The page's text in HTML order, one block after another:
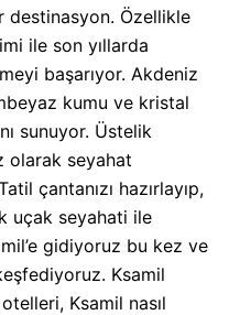
destinasyon. Özellikle
ile son yıllarda
başarıyor. Akdeniz
kumu ve kristal
sunuyor. Üstelik
olarak seyahat
çantanızı hazırlayıp,
uçak seyahati ile
gidiyoruz bu kez ve
Ksamil
Ksamil nasıl